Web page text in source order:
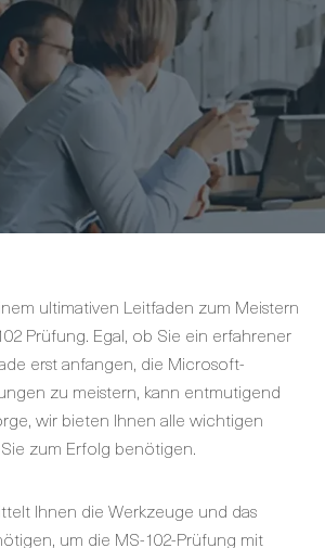
ultimativen Leitfaden zum Meistern
Prüfung. Egal, ob Sie ein erfahrener
erst anfangen, die Microsoft-
zu meistern, kann entmutigend
wir bieten Ihnen alle wichtigen
zum Erfolg benötigen.
Ihnen die Werkzeuge und das
um die MS-102-Prüfung mit